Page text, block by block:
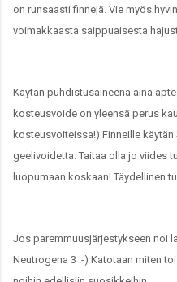
on runsaasti finnejä. Vie myös
voimakkaasta saippuaisesta
Käytän puhdistusaineena aina
kosteusvoide on yleensä perus
kosteusvoiteissa!) Finneille
geelivoidetta. Taitaa olla jo viides
luopumaan koskaan! Täydellinen
Jos paremmuusjärjestykseen noi
Neutrogena 3 :-) Katotaan miten